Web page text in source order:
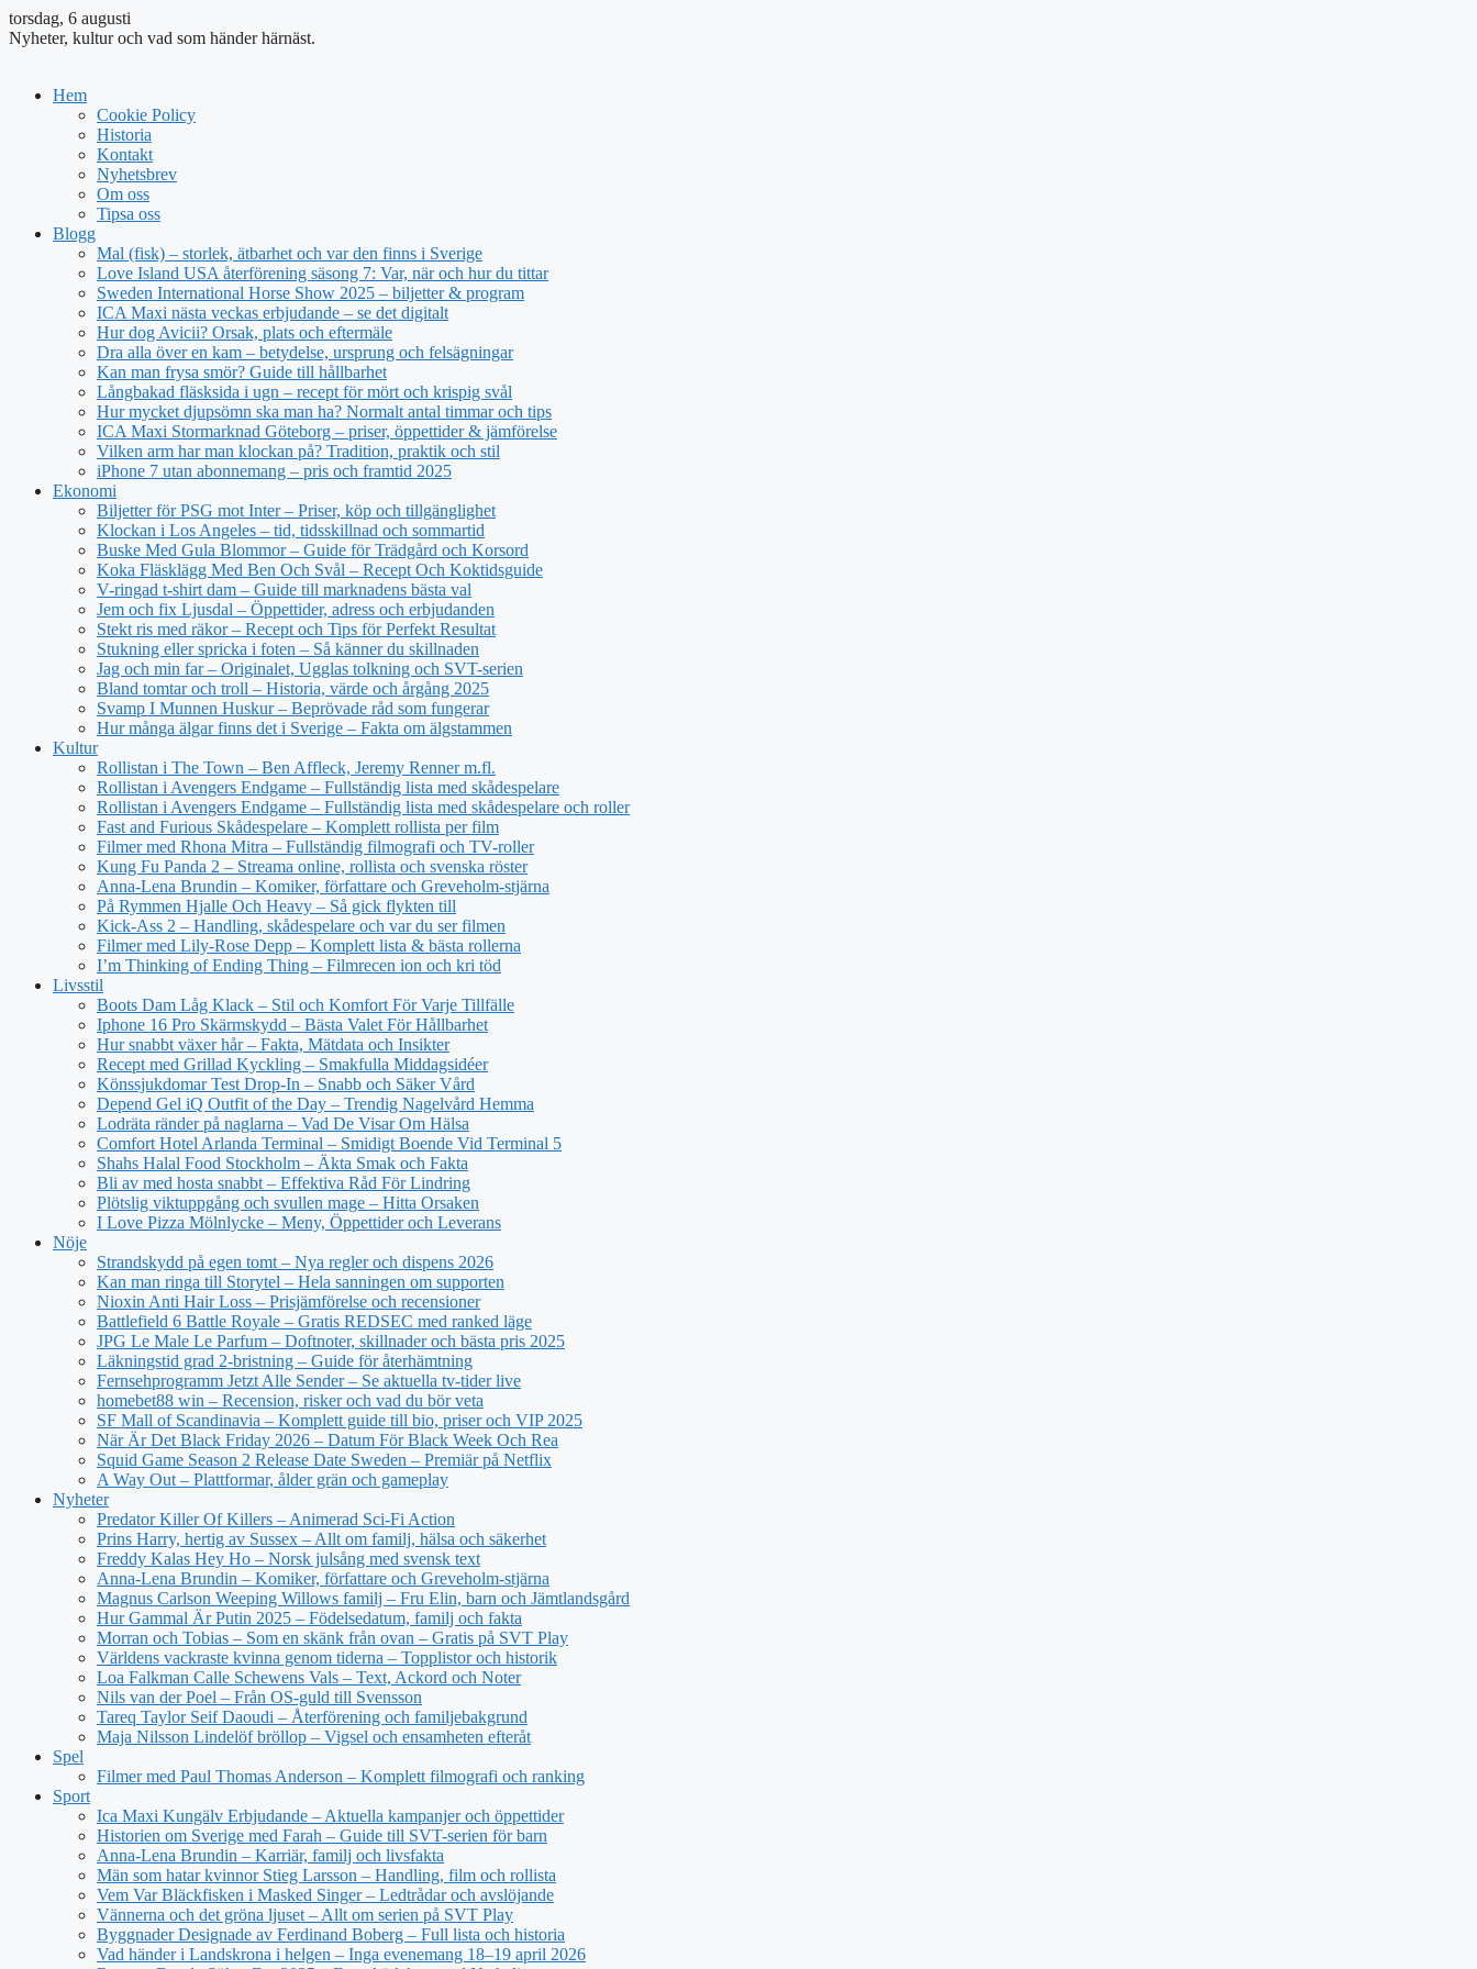
torsdag, 6 augusti
Nyheter, kultur och vad som händer härnäst.
Hem
Cookie Policy
Historia
Kontakt
Nyhetsbrev
Om oss
Tipsa oss
Blogg
Mal (fisk) – storlek, ätbarhet och var den finns i Sverige
Love Island USA återförening säsong 7: Var, när och hur du tittar
Sweden International Horse Show 2025 – biljetter & program
ICA Maxi nästa veckas erbjudande – se det digitalt
Hur dog Avicii? Orsak, plats och eftermäle
Dra alla över en kam – betydelse, ursprung och felsägningar
Kan man frysa smör? Guide till hållbarhet
Långbakad fläsksida i ugn – recept för mört och krispig svål
Hur mycket djupsömn ska man ha? Normalt antal timmar och tips
ICA Maxi Stormarknad Göteborg – priser, öppettider & jämförelse
Vilken arm har man klockan på? Tradition, praktik och stil
iPhone 7 utan abonnemang – pris och framtid 2025
Ekonomi
Biljetter för PSG mot Inter – Priser, köp och tillgänglighet
Klockan i Los Angeles – tid, tidsskillnad och sommartid
Buske Med Gula Blommor – Guide för Trädgård och Korsord
Koka Fläsklägg Med Ben Och Svål – Recept Och Koktidsguide
V-ringad t-shirt dam – Guide till marknadens bästa val
Jem och fix Ljusdal – Öppettider, adress och erbjudanden
Stekt ris med räkor – Recept och Tips för Perfekt Resultat
Stukning eller spricka i foten – Så känner du skillnaden
Jag och min far – Originalet, Ugglas tolkning och SVT-serien
Bland tomtar och troll – Historia, värde och årgång 2025
Svamp I Munnen Huskur – Beprövade råd som fungerar
Hur många älgar finns det i Sverige – Fakta om älgstammen
Kultur
Rollistan i The Town – Ben Affleck, Jeremy Renner m.fl.
Rollistan i Avengers Endgame – Fullständig lista med skådespelare
Rollistan i Avengers Endgame – Fullständig lista med skådespelare och roller
Fast and Furious Skådespelare – Komplett rollista per film
Filmer med Rhona Mitra – Fullständig filmografi och TV-roller
Kung Fu Panda 2 – Streama online, rollista och svenska röster
Anna-Lena Brundin – Komiker, författare och Greveholm-stjärna
På Rymmen Hjalle Och Heavy – Så gick flykten till
Kick-Ass 2 – Handling, skådespelare och var du ser filmen
Filmer med Lily-Rose Depp – Komplett lista & bästa rollerna
I’m Thinking of Ending Thing – Filmrecen ion och kri töd
Livsstil
Boots Dam Låg Klack – Stil och Komfort För Varje Tillfälle
Iphone 16 Pro Skärmskydd – Bästa Valet För Hållbarhet
Hur snabbt växer hår – Fakta, Mätdata och Insikter
Recept med Grillad Kyckling – Smakfulla Middagsidéer
Könssjukdomar Test Drop-In – Snabb och Säker Vård
Depend Gel iQ Outfit of the Day – Trendig Nagelvård Hemma
Lodräta ränder på naglarna – Vad De Visar Om Hälsa
Comfort Hotel Arlanda Terminal – Smidigt Boende Vid Terminal 5
Shahs Halal Food Stockholm – Äkta Smak och Fakta
Bli av med hosta snabbt – Effektiva Råd För Lindring
Plötslig viktuppgång och svullen mage – Hitta Orsaken
I Love Pizza Mölnlycke – Meny, Öppettider och Leverans
Nöje
Strandskydd på egen tomt – Nya regler och dispens 2026
Kan man ringa till Storytel – Hela sanningen om supporten
Nioxin Anti Hair Loss – Prisjämförelse och recensioner
Battlefield 6 Battle Royale – Gratis REDSEC med ranked läge
JPG Le Male Le Parfum – Doftnoter, skillnader och bästa pris 2025
Läkningstid grad 2-bristning – Guide för återhämtning
Fernsehprogramm Jetzt Alle Sender – Se aktuella tv-tider live
homebet88 win – Recension, risker och vad du bör veta
SF Mall of Scandinavia – Komplett guide till bio, priser och VIP 2025
När Är Det Black Friday 2026 – Datum För Black Week Och Rea
Squid Game Season 2 Release Date Sweden – Premiär på Netflix
A Way Out – Plattformar, ålder grän och gameplay
Nyheter
Predator Killer Of Killers – Animerad Sci-Fi Action
Prins Harry, hertig av Sussex – Allt om familj, hälsa och säkerhet
Freddy Kalas Hey Ho – Norsk julsång med svensk text
Anna-Lena Brundin – Komiker, författare och Greveholm-stjärna
Magnus Carlson Weeping Willows familj – Fru Elin, barn och Jämtlandsgård
Hur Gammal Är Putin 2025 – Födelsedatum, familj och fakta
Morran och Tobias – Som en skänk från ovan – Gratis på SVT Play
Världens vackraste kvinna genom tiderna – Topplistor och historik
Loa Falkman Calle Schewens Vals – Text, Ackord och Noter
Nils van der Poel – Från OS-guld till Svensson
Tareq Taylor Seif Daoudi – Återförening och familjebakgrund
Maja Nilsson Lindelöf bröllop – Vigsel och ensamheten efteråt
Spel
Filmer med Paul Thomas Anderson – Komplett filmografi och ranking
Sport
Ica Maxi Kungälv Erbjudande – Aktuella kampanjer och öppettider
Historien om Sverige med Farah – Guide till SVT-serien för barn
Anna-Lena Brundin – Karriär, familj och livsfakta
Män som hatar kvinnor Stieg Larsson – Handling, film och rollista
Vem Var Bläckfisken i Masked Singer – Ledtrådar och avslöjande
Vännerna och det gröna ljuset – Allt om serien på SVT Play
Byggnader Designade av Ferdinand Boberg – Full lista och historia
Vad händer i Landskrona i helgen – Inga evenemang 18–19 april 2026